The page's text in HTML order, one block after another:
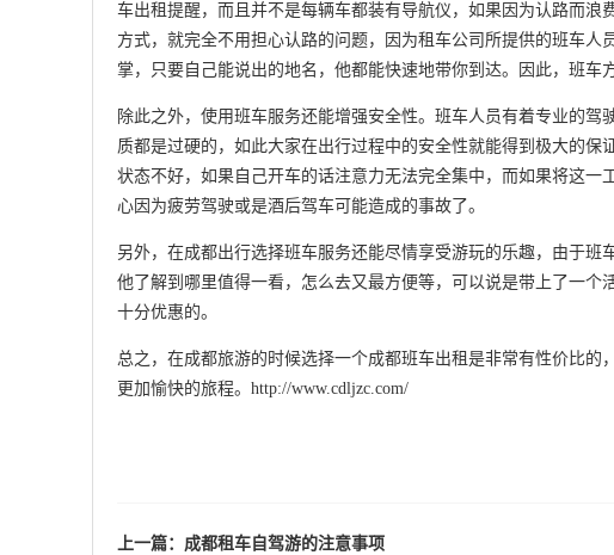
车出租提醒，而且并不是每辆车都装有导航仪，如果因为认路而
方式，就完全不用担心认路的问题，因为租车公司所提供的班车
掌，只要自己能说出的地名，他都能快速地带你到达。因此，班车
除此之外，使用班车服务还能增强安全性。班车人员有着专业的
质都是过硬的，如此大家在出行过程中的安全性就能得到极大的
状态不好，如果自己开车的话注意力无法完全集中，而如果将这
心因为疲劳驾驶或是酒后驾车可能造成的事故了。
另外，在成都出行选择班车服务还能尽情享受游玩的乐趣，由于
他了解到哪里值得一看，怎么去又最方便等，可以说是带上了一
十分优惠的。
总之，在成都旅游的时候选择一个成都班车出租是非常有性价比
更加愉快的旅程。 http://www.cdljzc.com/
上一篇： 成都租车自驾游的注意事项